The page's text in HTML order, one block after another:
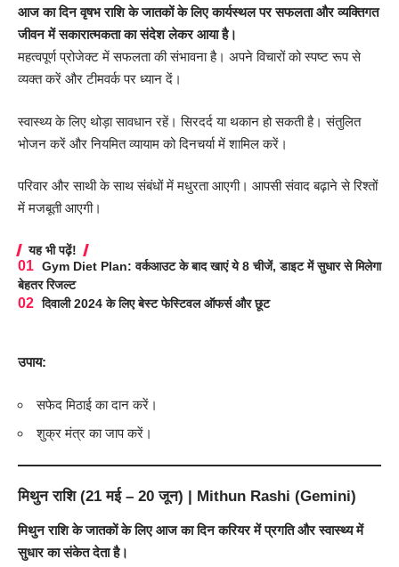
आज का दिन वृषभ राशि के जातकों के लिए कार्यस्थल पर सफलता और व्यक्तिगत
जीवन में सकारात्मकता का संदेश लेकर आया है।
महत्वपूर्ण प्रोजेक्ट में सफलता की संभावना है। अपने विचारों को स्पष्ट रूप से
व्यक्त करें और टीमवर्क पर ध्यान दें।
स्वास्थ्य के लिए थोड़ा सावधान रहें। सिरदर्द या थकान हो सकती है। संतुलित
भोजन करें और नियमित व्यायाम को दिनचर्या में शामिल करें।
परिवार और साथी के साथ संबंधों में मधुरता आएगी। आपसी संवाद बढ़ाने से रिश्तों
में मजबूती आएगी।
यह भी पढ़ें!
Gym Diet Plan: वर्कआउट के बाद खाएं ये 8 चीजें, डाइट में सुधार से मिलेगा
बेहतर रिजल्ट
दिवाली 2024 के लिए बेस्ट फेस्टिवल ऑफर्स और छूट
उपाय:
सफेद मिठाई का दान करें।
शुक्र मंत्र का जाप करें।
मिथुन राशि (21 मई – 20 जून) | Mithun Rashi (Gemini)
मिथुन राशि के जातकों के लिए आज का दिन करियर में प्रगति और स्वास्थ्य में
सुधार का संकेत देता है।